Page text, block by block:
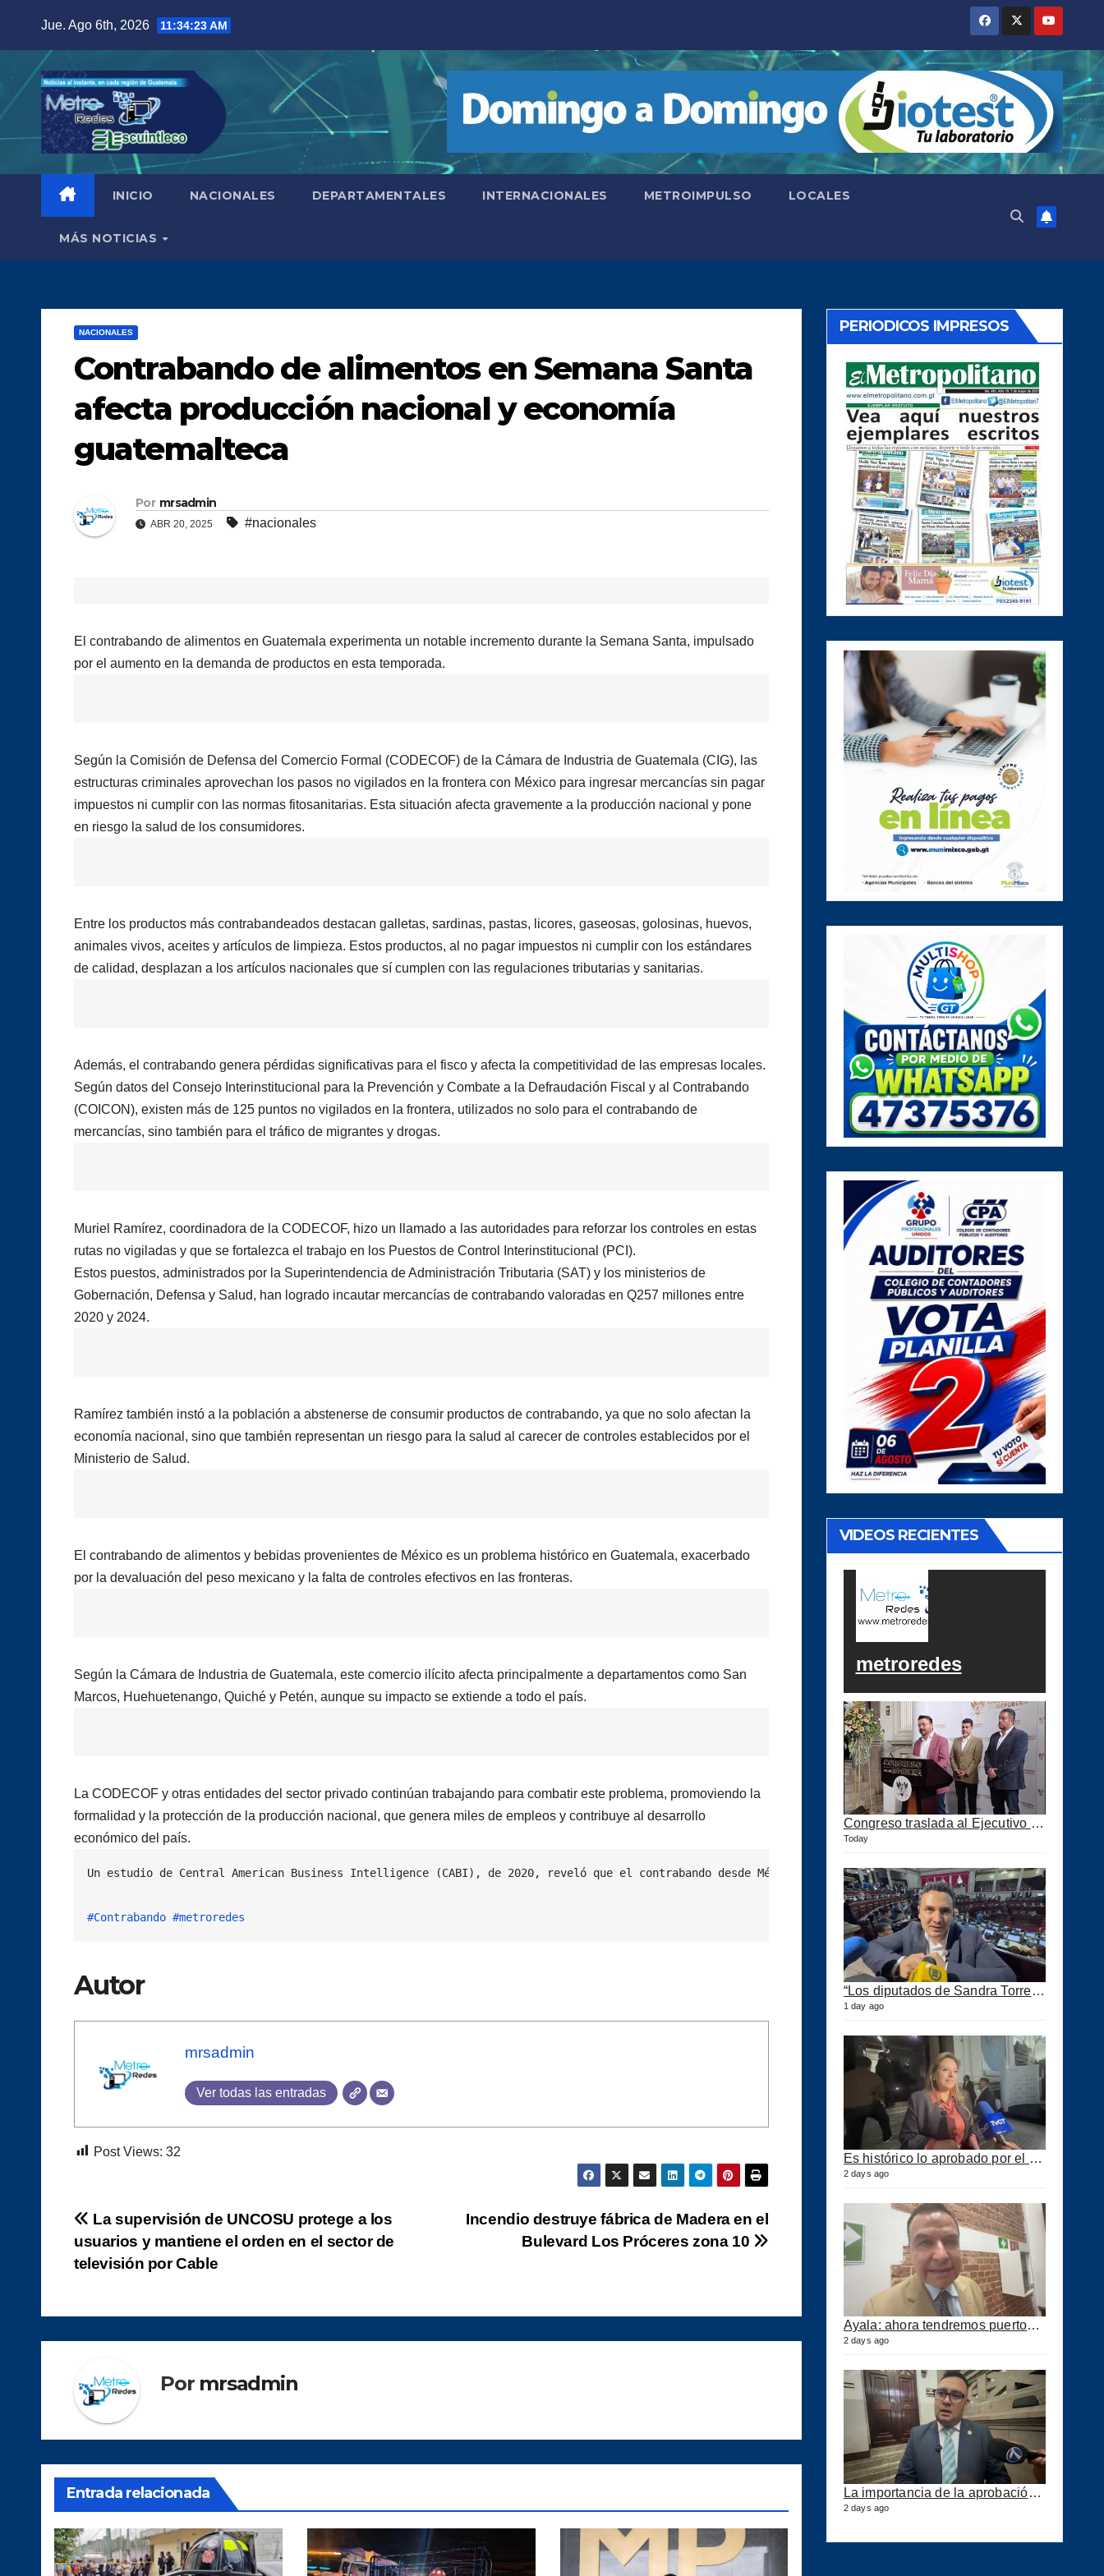
contenido
Jue. Ago 6th, 2026 11:34:24 AM
INICIO NACIONALES DEPARTAMENTALES INTERNACIONALES METROIMPULSO LOCALES
MÁS NOTICIAS
NACIONALES
Contrabando de alimentos en Semana Santa
afecta producción nacional y economía
guatemalteca
Por mrsadmin
ABR 20, 2025 #nacionales
El contrabando de alimentos en Guatemala experimenta un notable incremento durante la Semana Santa, impulsado
por el aumento en la demanda de productos en esta temporada.
Según la Comisión de Defensa del Comercio Formal (CODECOF) de la Cámara de Industria de Guatemala (CIG), las
estructuras criminales aprovechan los pasos no vigilados en la frontera con México para ingresar mercancías sin pagar
impuestos ni cumplir con las normas fitosanitarias. Esta situación afecta gravemente a la producción nacional y pone
en riesgo la salud de los consumidores.
Entre los productos más contrabandeados destacan galletas, sardinas, pastas, licores, gaseosas, golosinas, huevos,
animales vivos, aceites y artículos de limpieza. Estos productos, al no pagar impuestos ni cumplir con los estándares
de calidad, desplazan a los artículos nacionales que sí cumplen con las regulaciones tributarias y sanitarias.
Además, el contrabando genera pérdidas significativas para el fisco y afecta la competitividad de las empresas locales.
Según datos del Consejo Interinstitucional para la Prevención y Combate a la Defraudación Fiscal y al Contrabando
(COICON), existen más de 125 puntos no vigilados en la frontera, utilizados no solo para el contrabando de
mercancías, sino también para el tráfico de migrantes y drogas.
Muriel Ramírez, coordinadora de la CODECOF, hizo un llamado a las autoridades para reforzar los controles en estas
rutas no vigiladas y que se fortalezca el trabajo en los Puestos de Control Interinstitucional (PCI).
Estos puestos, administrados por la Superintendencia de Administración Tributaria (SAT) y los ministerios de
Gobernación, Defensa y Salud, han logrado incautar mercancías de contrabando valoradas en Q257 millones entre
2020 y 2024.
Ramírez también instó a la población a abstenerse de consumir productos de contrabando, ya que no solo afectan la
economía nacional, sino que también representan un riesgo para la salud al carecer de controles establecidos por el
Ministerio de Salud.
El contrabando de alimentos y bebidas provenientes de México es un problema histórico en Guatemala, exacerbado
por la devaluación del peso mexicano y la falta de controles efectivos en las fronteras.
Según la Cámara de Industria de Guatemala, este comercio ilícito afecta principalmente a departamentos como San
Marcos, Huehuetenango, Quiché y Petén, aunque su impacto se extiende a todo el país.
La CODECOF y otras entidades del sector privado continúan trabajando para combatir este problema, promoviendo la
formalidad y la protección de la producción nacional, que genera miles de empleos y contribuye al desarrollo
económico del país.
Un estudio de Central American Business Intelligence (CABI), de 2020, reveló que el contrabando desde México representa un valor de mercancías total
#Contrabando #metroredes
Autor
mrsadmin
Ver todas las entradas
Post Views: 32
Navegación
de
Incendio destruye fábrica de Madera en el
Bulevard Los Próceres zona 10
La supervisión de UNCOSU protege a los
usuarios y mantiene el orden en el sector de
televisión por Cable
Por mrsadmin
Entrada relacionada
PERIODICOS IMPRESOS
VIDEOS RECIENTES
metroredes
Congreso traslada al Ejecutivo las reformas a la Ley del IUSI tras firma del Decreto 18-2026
Today
“Los diputados de Sandra Torres lo que quieren es extorsionar” expresa Samuel Pérez
1 day ago
Es histórico lo aprobado por el Congreso ahora se podrán construir puertos privados
2 days ago
Ayala: ahora tendremos puertos eficientes y seguros con esta ley aprobada
2 days ago
La importancia de la aprobación de la ley de puertos
2 days ago